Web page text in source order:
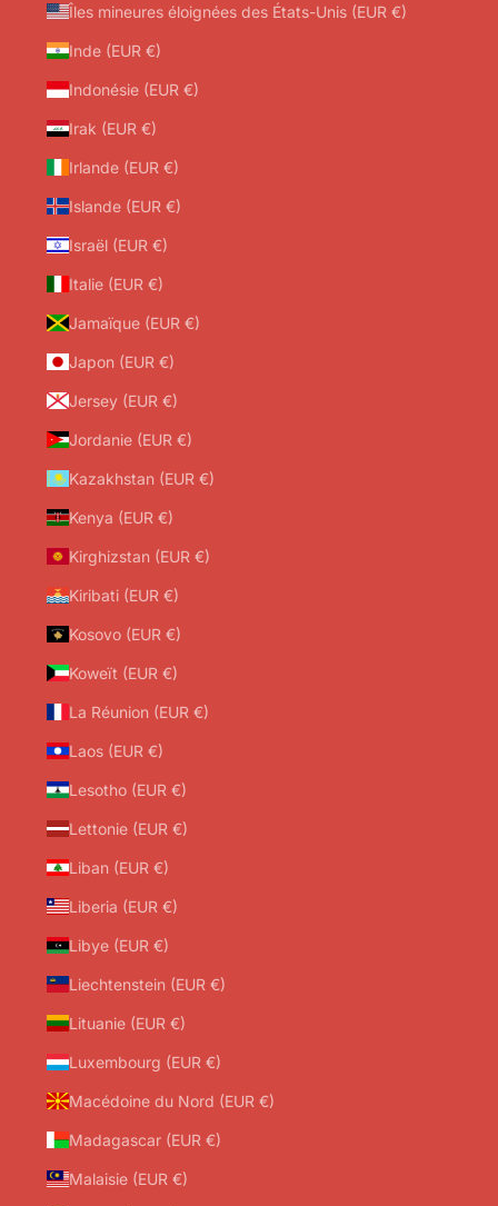
Îles mineures éloignées des États-Unis (EUR €)
Inde (EUR €)
Indonésie (EUR €)
Irak (EUR €)
Irlande (EUR €)
Islande (EUR €)
Israël (EUR €)
Italie (EUR €)
Jamaïque (EUR €)
Japon (EUR €)
Jersey (EUR €)
Jordanie (EUR €)
Kazakhstan (EUR €)
Kenya (EUR €)
Kirghizstan (EUR €)
Kiribati (EUR €)
Kosovo (EUR €)
Koweït (EUR €)
La Réunion (EUR €)
Laos (EUR €)
Lesotho (EUR €)
Lettonie (EUR €)
Liban (EUR €)
Liberia (EUR €)
Libye (EUR €)
Liechtenstein (EUR €)
Lituanie (EUR €)
Luxembourg (EUR €)
Macédoine du Nord (EUR €)
Madagascar (EUR €)
Malaisie (EUR €)